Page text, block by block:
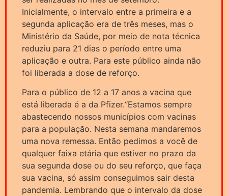
Inicialmente, o intervalo entre a primeira e a
segunda aplicação era de três meses, mas o
Ministério da Saúde, por meio de nota técnica
reduziu para 21 dias o período entre uma
aplicação e outra. Para este público ainda não
foi liberada a dose de reforço.
Para o público de 12 a 17 anos a vacina que
está liberada é a da Pfizer.“Estamos sempre
abastecendo nossos municípios com vacinas
para a população. Nesta semana mandaremos
uma nova remessa. Então pedimos a você de
qualquer faixa etária que estiver no prazo da
sua segunda dose ou do seu reforço, que faça
sua vacina, só assim conseguimos sair desta
pandemia. Lembrando que o intervalo da dose